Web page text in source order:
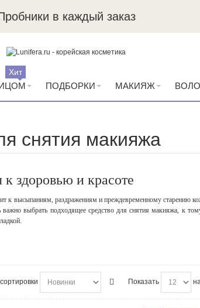
в каждый заказ
Хит
ПОДБОРКИ МАКИЯЖ
снятия макияжа
здоровью и красоте
к высыпаниям, раздражениям и преждевременному старению
выбрать подходящее средство для снятия макияжа, к
Показать